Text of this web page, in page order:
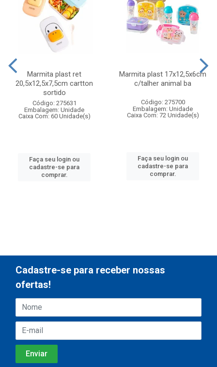
Marmita plast ret
20,5x12,5x7,5cm cartton
sortido
Código: 275631
Embalagem: Unidade
Caixa Com: 60 Unidade(s)
Faça seu login ou
cadastre-se para
comprar.
Marmita plast 17x12,5x6cm
c/talher animal ba
Código: 275700
Embalagem: Unidade
Caixa Com: 72 Unidade(s)
Faça seu login ou
cadastre-se para
comprar.
Cadastre-se para receber nossas
ofertas!